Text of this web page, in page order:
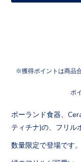
獲得ポイントは商品
ポ
ポーランド食器、
ティチナ)の、フリ
数量限定で登場です。